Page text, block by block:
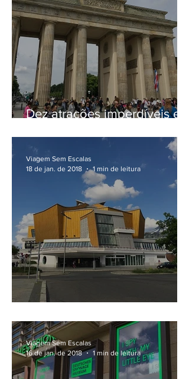
Dez atrações imperdíveis em
Viagem Sem Escalas
18 de jan. de 2018
1 min de leitura
Viagem Sem Escalas
16 de jan. de 2018
1 min de leitura